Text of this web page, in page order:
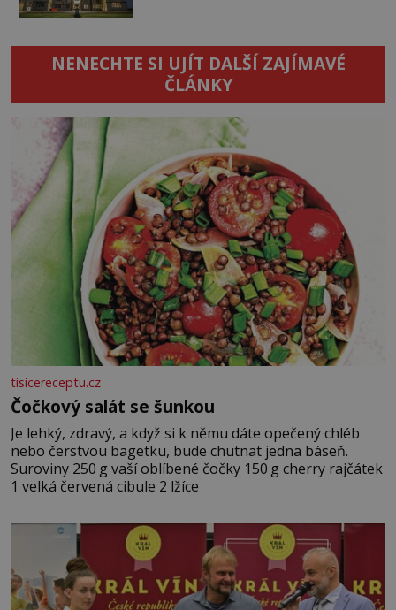
NENECHTE SI UJÍT DALŠÍ ZAJÍMAVÉ
ČLÁNKY
tisicereceptu.cz
Čočkový salát se šunkou
Je lehký, zdravý, a když si k němu dáte opečený chléb
nebo čerstvou bagetku, bude chutnat jedna báseň.
Suroviny 250 g vaší oblíbené čočky 150 g cherry rajčátek
1 velká červená cibule 2 lžíce